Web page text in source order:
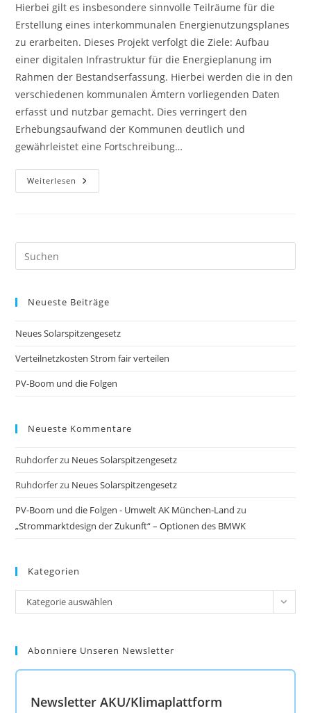
Hierbei gilt es insbesondere sinnvolle Teilräume für die
Erstellung eines interkommunalen Energienutzungsplanes
zu erarbeiten. Dieses Projekt verfolgt die Ziele: Aufbau
einer digitalen Infrastruktur für die Energieplanung im
Rahmen der Bestandserfassung. Hierbei werden die in den
verschiedenen kommunalen Ämtern vorliegenden Daten
erfasst und nutzbar gemacht. Dies verringert den
Erhebungsaufwand der Kommunen deutlich und
gewährleistet eine Fortschreibung…
Weiterlesen Umsetzungsprogramm++
Des
Neueste Beiträge
Neues Solarspitzengesetz
Verteilnetzkosten Strom fair verteilen
PV-Boom und die Folgen
Neueste Kommentare
Ruhdorferzu Neues Solarspitzengesetz
Ruhdorferzu Neues Solarspitzengesetz
PV-Boom und die Folgen - Umwelt AK München-Land zu
„Strommarktdesign der Zukunft“ – Optionen des BMWK
Kategorien
Kategorien
Kategorie auswählen
Abonniere Unseren Newsletter
Newsletter AKU/Klimaplattform